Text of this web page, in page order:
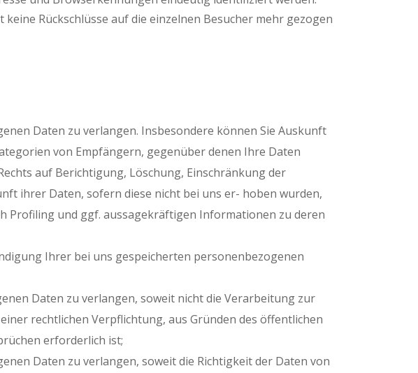
Rückschlüsse auf die einzelnen Besucher mehr gezogen
Daten zu verlangen. Insbesondere können Sie Auskunft
von Empfängern, gegenüber denen Ihre Daten
auf Berichtigung, Löschung, Einschränkung der
ihrer Daten, sofern diese nicht bei uns er- hoben wurden,
Profiling und ggf. aussagekräftigen Informationen zu deren
Ihrer bei uns gespeicherten personenbezogenen
Daten zu verlangen, soweit nicht die Verarbeitung zur
rechtlichen Verpflichtung, aus Gründen des öffentlichen
erforderlich ist;
Daten zu verlangen, soweit die Richtigkeit der Daten von